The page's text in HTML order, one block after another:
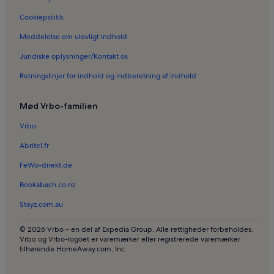
Ferieboliger i Cal Marquès del Palmer
Ferieboliger i La Bonanova
Ferieboliger i La Rambla
Sommerhuse i De Baleariske Øer
Ferieboliger med pool i De Baleariske Øer
Familievenlige ferieboliger i De Baleariske Øer
Cookiepolitik
Meddelelse om ulovligt indhold
Juridiske oplysninger/Kontakt os
Retningslinjer for indhold og indberetning af indhold
Mød Vrbo-familien
Vrbo
Abritel.fr
FeWo-direkt.de
Bookabach.co.nz
Stayz.com.au
© 2026 Vrbo – en del af Expedia Group. Alle rettigheder forbeholdes.
Vrbo og Vrbo-logoet er varemærker eller registrerede varemærker
tilhørende HomeAway.com, Inc.